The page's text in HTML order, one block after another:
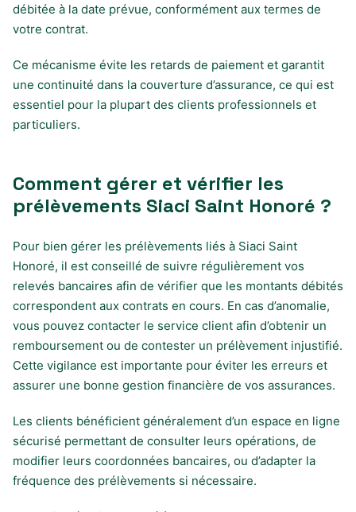
débitée à la date prévue, conformément aux termes de
votre contrat.
Ce mécanisme évite les retards de paiement et garantit
une continuité dans la couverture d’assurance, ce qui est
essentiel pour la plupart des clients professionnels et
particuliers.
Comment gérer et vérifier les
prélèvements Siaci Saint Honoré ?
Pour bien gérer les prélèvements liés à Siaci Saint
Honoré, il est conseillé de suivre régulièrement vos
relevés bancaires afin de vérifier que les montants débités
correspondent aux contrats en cours. En cas d’anomalie,
vous pouvez contacter le service client afin d’obtenir un
remboursement ou de contester un prélèvement injustifié.
Cette vigilance est importante pour éviter les erreurs et
assurer une bonne gestion financière de vos assurances.
Les clients bénéficient généralement d’un espace en ligne
sécurisé permettant de consulter leurs opérations, de
modifier leurs coordonnées bancaires, ou d’adapter la
fréquence des prélèvements si nécessaire.